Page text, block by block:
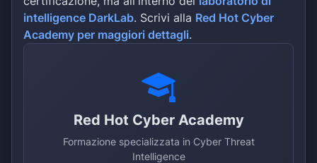
intelligence DarkLab. Scrivi alla Red Hot Cyber
Academy per maggiori dettagli.
Red Hot Cyber Academy
Formazione specializzata in Cyber Threat
Intelligence